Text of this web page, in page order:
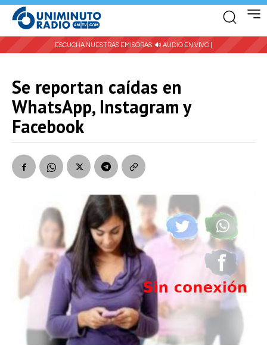
ESCUCHA NUESTRAS EMISORAS: 🔊 AUDIO EN VIVO |
Se reportan caídas en
WhatsApp, Instagram y
Facebook